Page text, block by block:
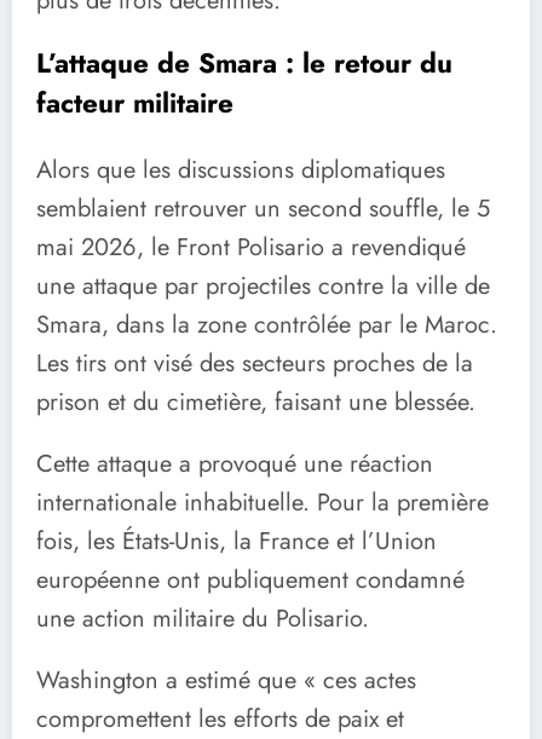
L’attaque de Smara : le retour du
facteur militaire
Alors que les discussions diplomatiques
semblaient retrouver un second souffle, le 5
mai 2026, le Front Polisario a revendiqué
une attaque par projectiles contre la ville de
Smara, dans la zone contrôlée par le Maroc.
Les tirs ont visé des secteurs proches de la
prison et du cimetière, faisant une blessée.
Cette attaque a provoqué une réaction
internationale inhabituelle. Pour la première
fois, les États-Unis, la France et l’Union
européenne ont publiquement condamné
une action militaire du Polisario.
Washington a estimé que « ces actes
compromettent les efforts de paix et